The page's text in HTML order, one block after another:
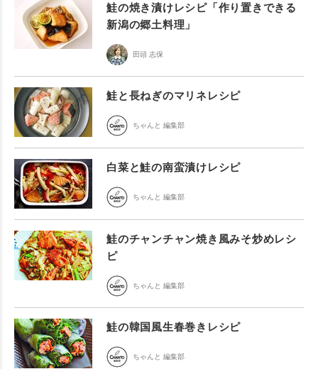
鮭の焼き漬けレシピ「作り置きできる
新潟の郷土料理」
田頭 志保
鮭と長ねぎのマリネレシピ
ちゃんと 編集部
白菜と鮭の南蛮漬けレシピ
ちゃんと 編集部
鮭のチャンチャン焼き風みそ炒めレシ
ピ
ちゃんと 編集部
鮭の韓国風生春巻きレシピ
ちゃんと 編集部